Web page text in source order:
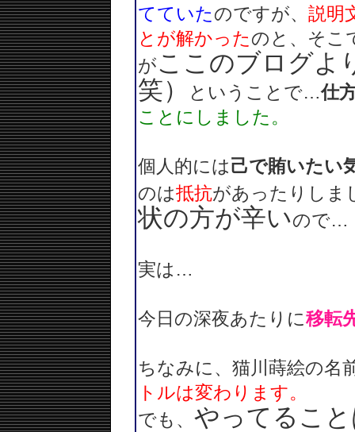
てていたのですが、 説明
とが解かったのと、そこ
がここのブログよ
笑）
ということで…仕
ことにしました。
個人的には己で賄いたい
のは抵抗があったりしま
状の方が辛いので…
実は…
今日の深夜あたりに移転
ちなみに、猫川蒔絵の名
トルは変わります。
でも、 やってるこ